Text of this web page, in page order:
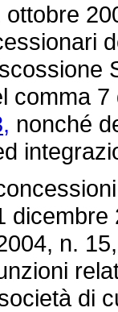
comma
nonché
n.
di